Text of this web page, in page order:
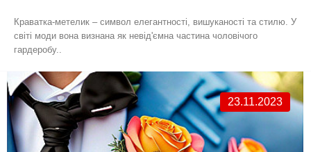
Краватка-метелик – символ елегантності, вишуканості та стилю. У
світі моди вона визнана як невід'ємна частина чоловічого
гардеробу..
23.11.2023